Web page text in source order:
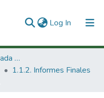
Log In (current)
1. Investigación Financiada con Recursos Públicos
1.1.2. Informes Finales